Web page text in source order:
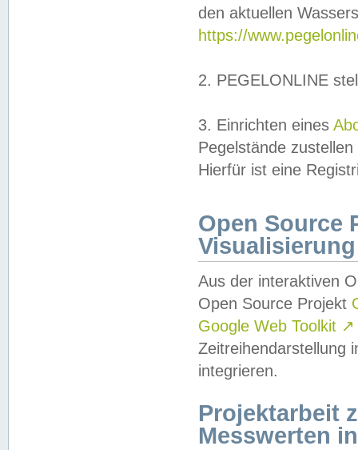
den aktuellen
https://
2. PEGELONLINE
3. Einrichten eines
Pegelstände
Hierfür ist eine
Open Source
Visualisierung
Aus der interaktiven
Open Source Projekt
Google Web Toolkit ↗
Zeitreihendarstellung
integrieren.
Projektarbeit
Messwerten